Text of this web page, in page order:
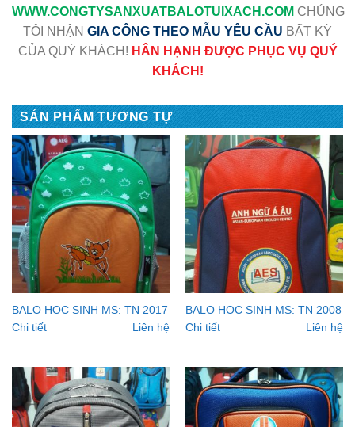
WWW.CONGTYSANXUATBALOTUIXACH.COM CHÚNG
TÔI NHẬN GIA CÔNG THEO MẪU YÊU CẦU BẤT KỲ
CỦA QUÝ KHÁCH! HÂN HẠNH ĐƯỢC PHỤC VỤ QUÝ
KHÁCH!
SẢN PHẨM TƯƠNG TỰ
BALO HỌC SINH MS: TN 2017
Chi tiết
Liên hệ
BALO HỌC SINH MS: TN 2008
Chi tiết
Liên hệ